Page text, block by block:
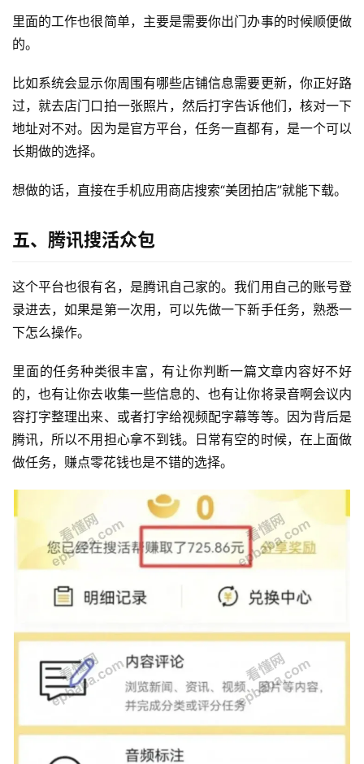
里面的工作也很简单，主要是需要你出门办事的时候顺便做
的。
比如系统会显示你周围有哪些店铺信息需要更新，你正好路
过，就去店门口拍一张照片，然后打字告诉他们，核对一下
地址对不对。因为是官方平台，任务一直都有，是一个可以
长期做的选择。
想做的话，直接在手机应用商店搜索“美团拍店”就能下载。
五、腾讯搜活众包
这个平台也很有名，是腾讯自己家的。我们用自己的账号登
录进去，如果是第一次用，可以先做一下新手任务，熟悉一
下怎么操作。
里面的任务种类很丰富，有让你判断一篇文章内容好不好
的，也有让你去收集一些信息的、也有让你将录音啊会议内
容打字整理出来、或者打字给视频配字幕等等。因为背后是
腾讯，所以不用担心拿不到钱。日常有空的时候，在上面做
做任务，赚点零花钱也是不错的选择。